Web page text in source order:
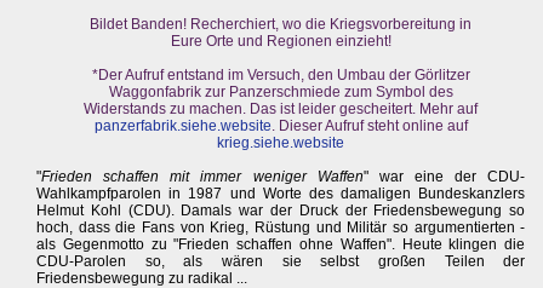
Bildet Banden! Recherchiert, wo die Kriegsvorbereitung in
Eure Orte und Regionen einzieht!
*Der Aufruf entstand im Versuch, den Umbau der Görlitzer
Waggonfabrik zur Panzerschmiede zum Symbol des
Widerstands zu machen. Das ist leider gescheitert. Mehr auf
panzerfabrik.siehe.website. Dieser Aufruf steht online auf
krieg.siehe.website
"Frieden schaffen mit immer weniger Waffen" war eine der CDU-
Wahlkampfparolen in 1987 und Worte des damaligen Bundeskanzlers
Helmut Kohl (CDU). Damals war der Druck der Friedensbewegung so
hoch, dass die Fans von Krieg, Rüstung und Militär so argumentierten -
als Gegenmotto zu "Frieden schaffen ohne Waffen". Heute klingen die
CDU-Parolen so, als wären sie selbst großen Teilen der
Friedensbewegung zu radikal ...